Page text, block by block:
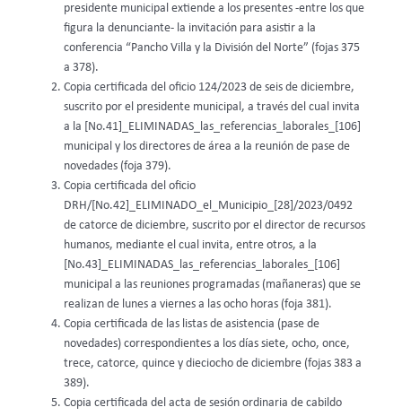
presidente municipal extiende a los presentes -entre los que
figura la denunciante- la invitación para asistir a la
conferencia “Pancho Villa y la División del Norte” (fojas 375
a 378).
Copia certificada del oficio 124/2023 de seis de diciembre,
suscrito por el presidente municipal, a través del cual invita
a la [No.41]_ELIMINADAS_las_referencias_laborales_[106]
municipal y los directores de área a la reunión de pase de
novedades (foja 379).
Copia certificada del oficio
DRH/[No.42]_ELIMINADO_el_Municipio_[28]/2023/0492
de catorce de diciembre, suscrito por el director de recursos
humanos, mediante el cual invita, entre otros, a la
[No.43]_ELIMINADAS_las_referencias_laborales_[106]
municipal a las reuniones programadas (mañaneras) que se
realizan de lunes a viernes a las ocho horas (foja 381).
Copia certificada de las listas de asistencia (pase de
novedades) correspondientes a los días siete, ocho, once,
trece, catorce, quince y dieciocho de diciembre (fojas 383 a
389).
Copia certificada del acta de sesión ordinaria de cabildo